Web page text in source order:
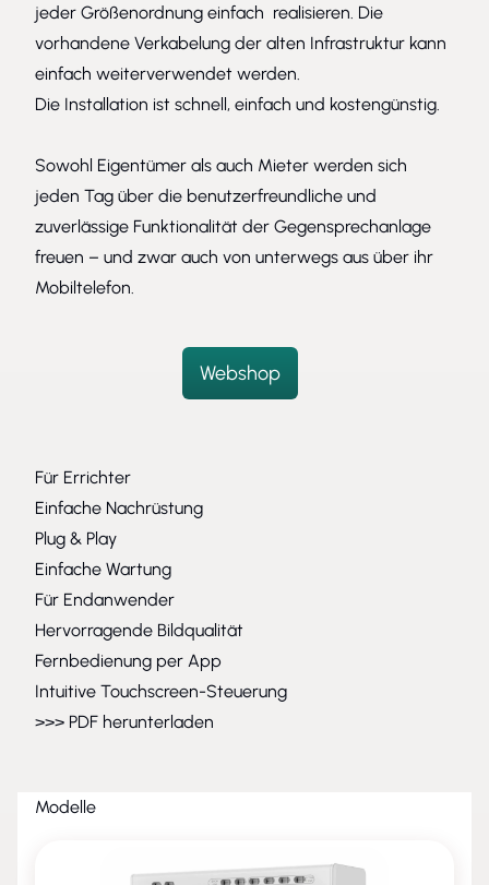
jeder Größenordnung einfach realisieren. Die
vorhandene Verkabelung der alten Infrastruktur kann
einfach weiterverwendet werden.
Die Installation ist schnell, einfach und kostengünstig.
Sowohl Eigentümer als auch Mieter werden sich
jeden Tag über die benutzerfreundliche und
zuverlässige Funktionalität der Gegensprechanlage
freuen – und zwar auch von unterwegs aus über ihr
Mobiltelefon.
Webshop
Für Errichter
Einfache Nachrüstung
Plug & Play
Einfache Wartung
Für Endanwender
Hervorragende Bildqualität
Fernbedienung per App
Intuitive Touchscreen-Steuerung
>>> PDF herunterladen
Modelle